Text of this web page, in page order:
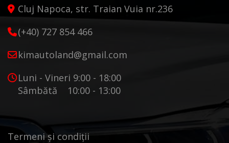
Cluj Napoca, str. Traian Vuia nr.236
(+40) 727 854 466
kimautoland@gmail.com
Luni - Vineri 9:00 - 18:00
Sâmbătă 10:00 - 13:00
Termeni și condiții